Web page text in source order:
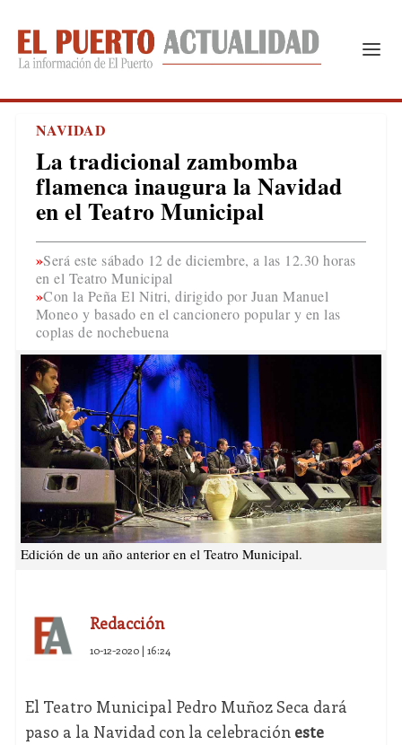
NAVIDAD
La tradicional zambomba
flamenca inaugura la Navidad
en el Teatro Municipal
Será este sábado 12 de diciembre, a las 12.30 horas
en el Teatro Municipal
Con la Peña El Nitri, dirigido por Juan Manuel
Moneo y basado en el cancionero popular y en las
coplas de nochebuena
Edición de un año anterior en el Teatro Municipal.
Redacción
10-12-2020 | 16:24
El Teatro Municipal Pedro Muñoz Seca dará
paso a la Navidad con la celebracióneste